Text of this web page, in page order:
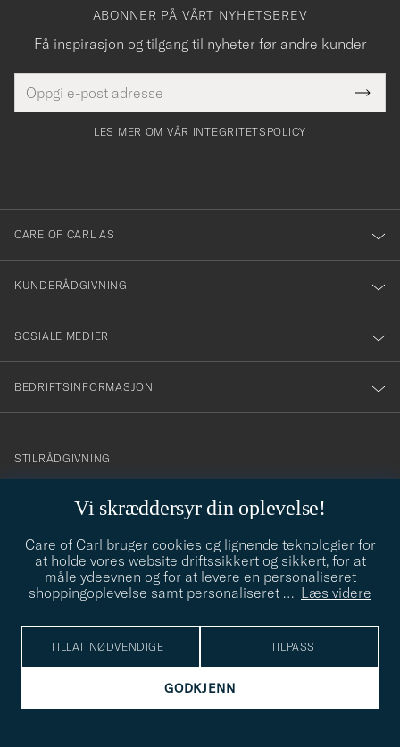
Vi skræddersyr din oplevelse!
Care of Carl bruger cookies og lignende teknologier for
at holde vores website driftssikkert og sikkert, for at
måle ydeevnen og for at levere en personaliseret
shoppingoplevelse samt personaliseret … Læs videre
TILLAT NØDVENDIGE TILPASS
GODKJENN
ABONNER PÅ VÅRT NYHETSBREV
Få inspirasjon og tilgang til nyheter før andre kunder
postadresse
felt
Tack
för
dig
till
vårt
nyhetsbrev!
LES MER OM VÅR INTEGRITETSPOLICY
CARE OF CARL AS
KUNDERÅDGIVNING
SOSIALE MEDIER
BEDRIFTSINFORMASJON
info@careofcarl.no
STILRÅDGIVNING
STILRÅDGIVNING
© Care of Carl 2026